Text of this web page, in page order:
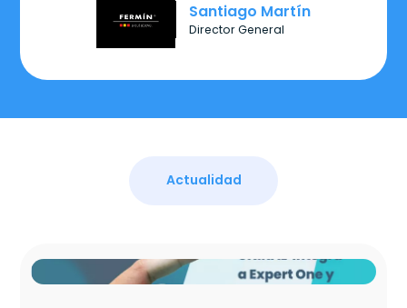
Santiago Martín
Director General
Actualidad